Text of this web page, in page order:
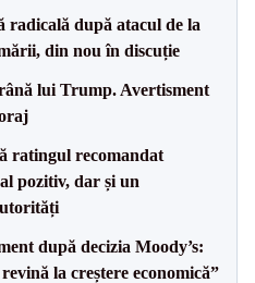
radicală după atacul de la
din nou în discuție
lui Trump. Avertisment
ratingul recomandat
pozitiv, dar și un
după decizia Moody’s:
la creștere economică”